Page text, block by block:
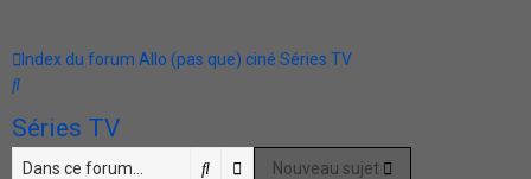
Index du forum Allo (pas que) ciné Séries TV
Rechercher
Séries TV
Nouveau sujet
RechercherRecherche avancée